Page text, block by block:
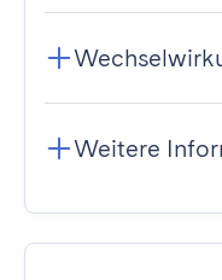
Weitere